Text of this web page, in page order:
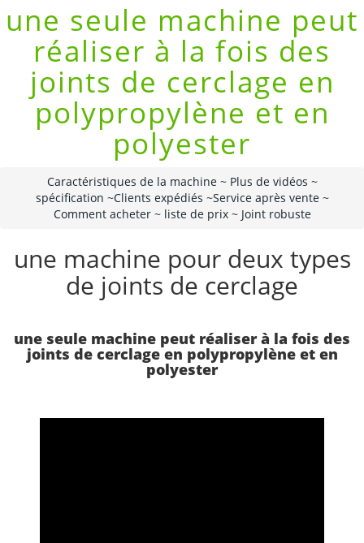
une seule machine peut
réaliser à la fois des
joints de cerclage en
polypropylène et en
polyester
Caractéristiques de la machine~ Plus de vidéos ~
spécification ~Clients expédiés ~Service après vente~
Comment acheter~ liste de prix~ Joint robuste
une machine pour deux types
de joints de cerclage
une seule machine peut réaliser à la fois des
joints de cerclage en polypropylène et en
polyester